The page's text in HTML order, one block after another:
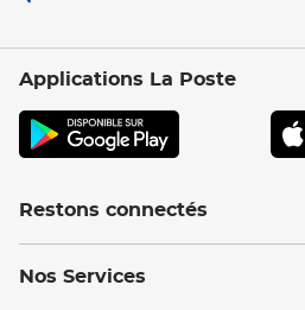
Applications La Poste
Restons connectés
Nos Services